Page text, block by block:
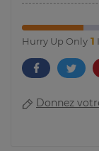
Hurry Up Only 1
Donnez